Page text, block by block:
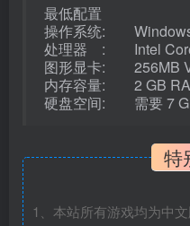
最低配置
操作系统:
处理器 : Intel
图形显卡: 256MB
内存容量: 2 GB
硬盘空间: 需要 7
特
1、本站所有游戏均为中